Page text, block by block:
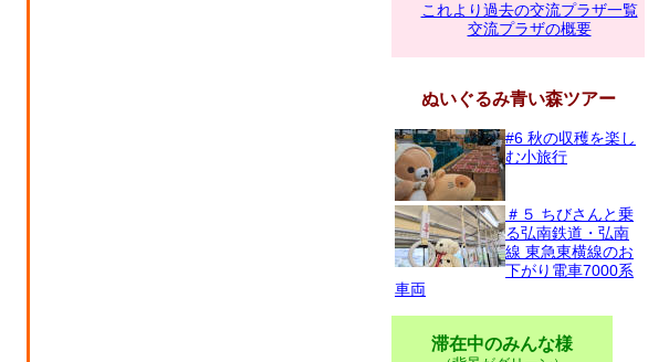
これより過去の交流プラザ一覧
交流プラザの概要
ぬいぐるみ青い森ツアー
#6 秋の収穫を楽し
む小旅行
＃５ ちびさんと乗
る弘南鉄道・弘南
線 東急東横線のお
下がり電車7000系
車両
滞在中のみんな様